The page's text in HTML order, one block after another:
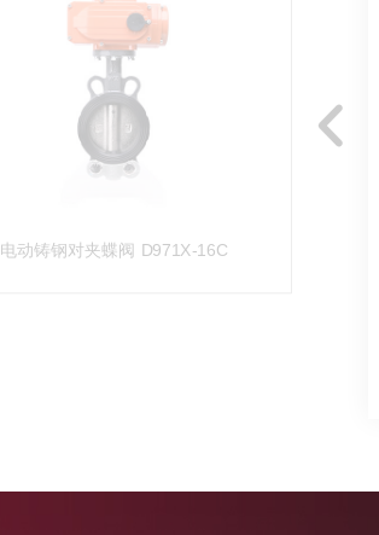
电动铸钢对夹蝶阀 D971X-16C